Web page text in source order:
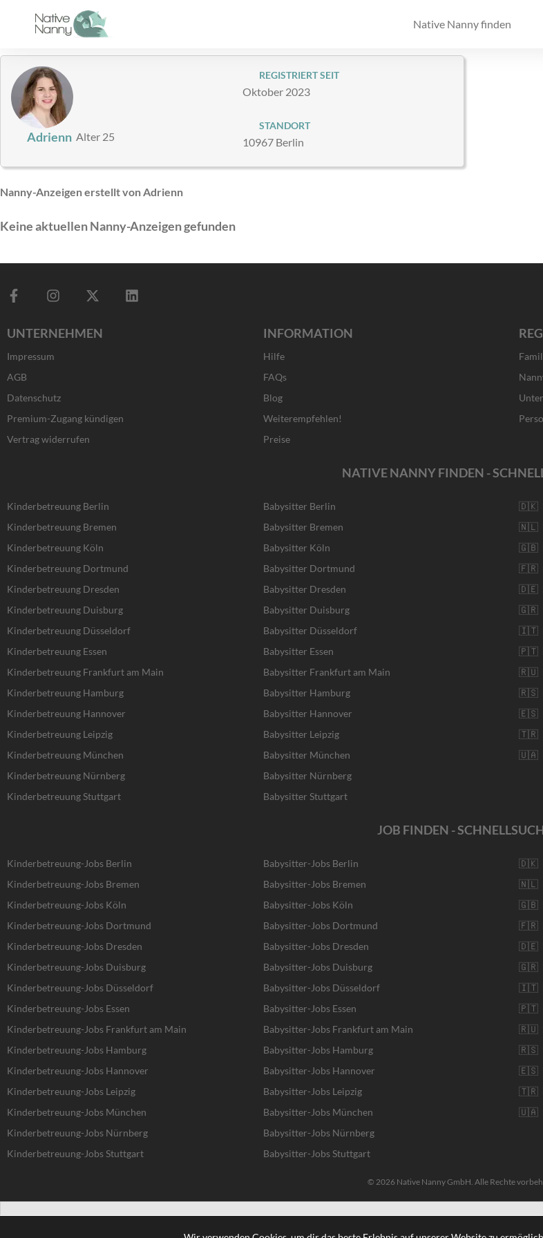
Native Nanny finden
Adrienn Alter 25
REGISTRIERT SEIT
Oktober 2023
STANDORT
10967 Berlin
Nanny-Anzeigen erstellt von Adrienn
Keine aktuellen Nanny-Anzeigen gefunden
F
e
o
o
k
-
f
I
t
g
a
m
X
w
L
UNTERNEHMEN
Impressum
AGB
Datenschutz
Premium-Zugang kündigen
Vertrag widerrufen
INFORMATION
Hilfe
FAQs
Blog
Weiterempfehlen!
Preise
NATIVE NANNY FINDEN -
Kinderbetreuung Berlin
Kinderbetreuung Bremen
Kinderbetreuung Köln
Kinderbetreuung Dortmund
Kinderbetreuung Dresden
Kinderbetreuung Duisburg
Kinderbetreuung Düsseldorf
Kinderbetreuung Essen
Kinderbetreuung Frankfurt am Main
Kinderbetreuung Hamburg
Kinderbetreuung Hannover
Kinderbetreuung Leipzig
Kinderbetreuung München
Kinderbetreuung Nürnberg
Kinderbetreuung Stuttgart
Babysitter Berlin
Babysitter Bremen
Babysitter Köln
Babysitter Dortmund
Babysitter Dresden
Babysitter Duisburg
Babysitter Düsseldorf
Babysitter Essen
Babysitter Frankfurt am Main
Babysitter Hamburg
Babysitter Hannover
Babysitter Leipzig
Babysitter München
Babysitter Nürnberg
Babysitter Stuttgart
🇩🇰
🇳🇱
🇬🇧
🇫🇷
🇩🇪
🇬🇷
🇮🇹
🇵🇹
🇷🇺
🇷🇸
🇪🇸
🇹🇷
🇺🇦
JOB FINDEN -
Kinderbetreuung-Jobs Berlin
Kinderbetreuung-Jobs Bremen
Kinderbetreuung-Jobs Köln
Kinderbetreuung-Jobs Dortmund
Kinderbetreuung-Jobs Dresden
Kinderbetreuung-Jobs Duisburg
Kinderbetreuung-Jobs Düsseldorf
Kinderbetreuung-Jobs Essen
Kinderbetreuung-Jobs Frankfurt am Main
Kinderbetreuung-Jobs Hamburg
Kinderbetreuung-Jobs Hannover
Kinderbetreuung-Jobs Leipzig
Kinderbetreuung-Jobs München
Kinderbetreuung-Jobs Nürnberg
Kinderbetreuung-Jobs Stuttgart
Babysitter-Jobs Berlin
Babysitter-Jobs Bremen
Babysitter-Jobs Köln
Babysitter-Jobs Dortmund
Babysitter-Jobs Dresden
Babysitter-Jobs Duisburg
Babysitter-Jobs Düsseldorf
Babysitter-Jobs Essen
Babysitter-Jobs Frankfurt am Main
Babysitter-Jobs Hamburg
Babysitter-Jobs Hannover
Babysitter-Jobs Leipzig
Babysitter-Jobs München
Babysitter-Jobs Nürnberg
Babysitter-Jobs Stuttgart
🇩🇰
🇳🇱
🇬🇧
🇫🇷
🇩🇪
🇬🇷
🇮🇹
🇵🇹
🇷🇺
🇷🇸
🇪🇸
🇹🇷
🇺🇦
© 2026 Native Nanny GmbH. Alle Rechte
English